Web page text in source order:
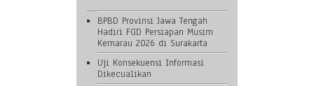
BPBD Provinsi Jawa Tengah
Hadiri FGD Persiapan Musim
Kemarau 2026 di Surakarta
Uji Konsekuensi Informasi
Dikecualikan